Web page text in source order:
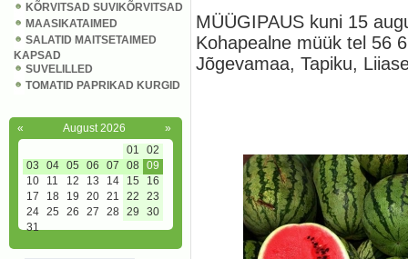
KÕRVITSAD SUVIKÕRVITSAD
MAASIKATAIMED
SALATID MAITSETAIMED
KAPSAD
SUVELILLED
TOMATID PAPRIKAD KURGID
« August 2026
»
01
02
03
04 05 06 07 08
09
10
11 12 13 14 15
16
17
18 19 20 21 22
23
24
25 26 27 28 29
30
31
MÜÜGIPAUS kuni 15
Kohapealne müük tel 56
Jõgevamaa, Tapiku,